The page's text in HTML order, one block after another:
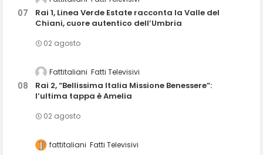
Rai 1, Linea Verde Estate racconta la Valle del
Chiani, cuore autentico dell’Umbria
02 agosto
Fattitaliani Fatti Televisivi
Rai 2, “Bellissima Italia Missione Benessere”:
l’ultima tappa è Amelia
02 agosto
fattitaliani Fatti Televisivi